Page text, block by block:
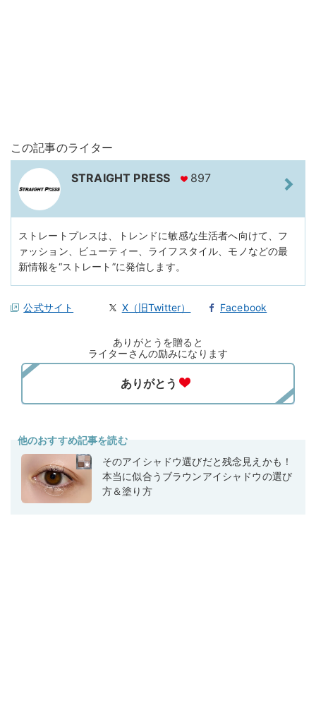
この記事のライター
STRAIGHT PRESS 897
ストレートプレスは、トレンドに敏感な生活者へ向けて、フ
ァッション、ビューティー、ライフスタイル、モノなどの最
新情報を“ストレート”に発信します。
公式サイト X（旧Twitter） Facebook
ありがとうを贈ると
ライターさんの励みになります
他のおすすめ記事を読む
そのアイシャドウ選びだと残念見えかも！
本当に似合うブラウンアイシャドウの選び
方＆塗り方